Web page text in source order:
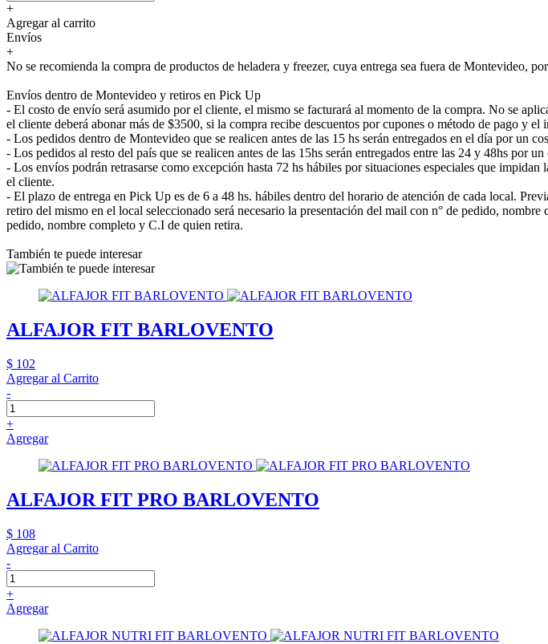
+
Agregar al carrito
Envíos
+
No se recomienda la compra de productos de heladera y freezer, cuya entrega sea fuera de Montevideo,
Envíos dentro de Montevideo y retiros en Pick Up
- El costo de envío será asumido por el cliente, el mismo se facturará al momento de la compra. No se
el cliente deberá abonar más de $3500, si la compra recibe descuentos por cupones o método de pago y
- Los pedidos dentro de Montevideo que se realicen antes de las 15 hs serán entregados en el día por un
- Los pedidos al resto del país que se realicen antes de las 15hs serán entregados entre las 24 y 48hs por
- Los envíos podrán retrasarse como excepción hasta 72 hs hábiles por situaciones especiales que
el cliente.
- El plazo de entrega en Pick Up es de 6 a 48 hs. hábiles dentro del horario de atención de cada local.
retiro del mismo en el local seleccionado será necesario la presentación del mail con n° de pedido,
pedido, nombre completo y C.I de quien retira.
También te puede interesar
ALFAJOR FIT BARLOVENTO
$ 102
Agregar al Carrito
-
+
Agregar
ALFAJOR FIT PRO BARLOVENTO
$ 108
Agregar al Carrito
-
+
Agregar